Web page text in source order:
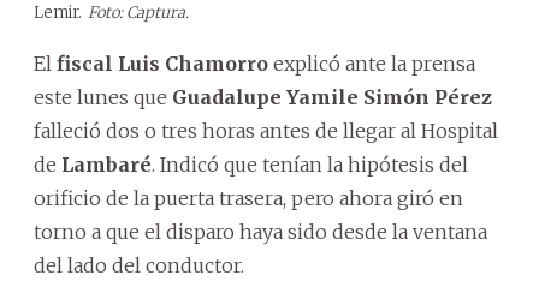
Lemir. Foto: Captura.
El fiscal Luis Chamorro explicó ante la prensa
este lunes que Guadalupe Yamile Simón Pérez
falleció dos o tres horas antes de llegar al Hospital
de Lambaré. Indicó que tenían la hipótesis del
orificio de la puerta trasera, pero ahora giró en
torno a que el disparo haya sido desde la ventana
del lado del conductor.